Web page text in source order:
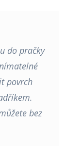
do pračky
povrch
bez